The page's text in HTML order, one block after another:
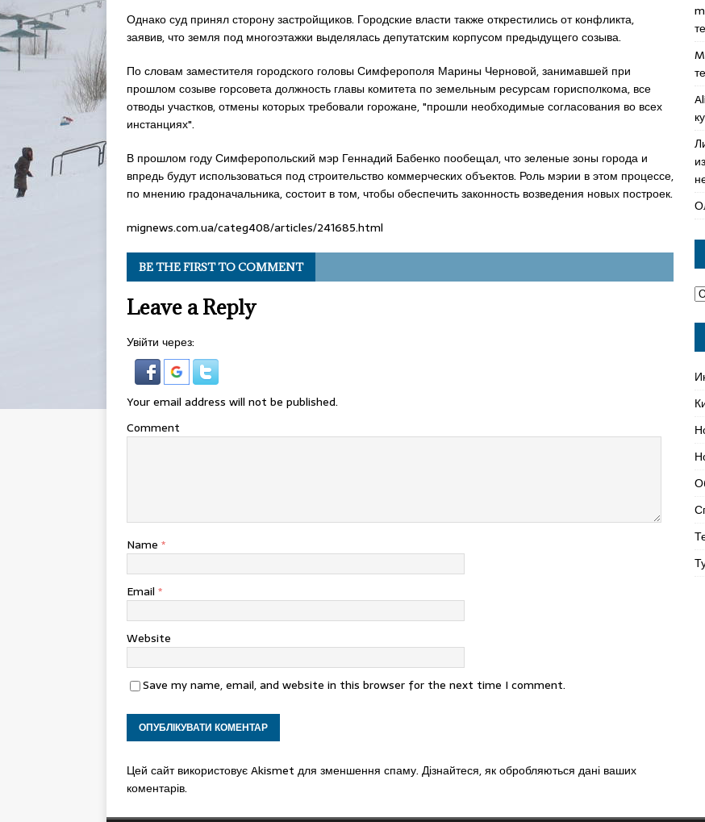
Однако суд принял сторону застройщиков. Городские власти также открестились от конфликта,
заявив, что земля под многоэтажки выделялась депутатским корпусом предыдущего созыва.
По словам заместителя городского головы Симферополя Марины Черновой, занимавшей при
прошлом созыве горсовета должность главы комитета по земельным ресурсам горисполкома, все
отводы участков, отмены которых требовали горожане, "прошли необходимые согласования во всех
инстанциях".
В прошлом году Симферопольский мэр Геннадий Бабенко пообещал, что зеленые зоны города и
впредь будут использоваться под строительство коммерческих объектов. Роль мэрии в этом процессе,
по мнению градоначальника, состоит в том, чтобы обеспечить законность возведения новых построек.
mignews.com.ua/categ408/articles/241685.html
BE THE FIRST TO COMMENT
Leave a Reply
Увійти через:
Your email address will not be published.
Comment
Name *
Email *
Website
Save my name, email, and website in this browser for the next time I comment.
Цей сайт використовує Akismet для зменшення спаму. Дізнайтеся, як обробляються дані ваших
коментарів.